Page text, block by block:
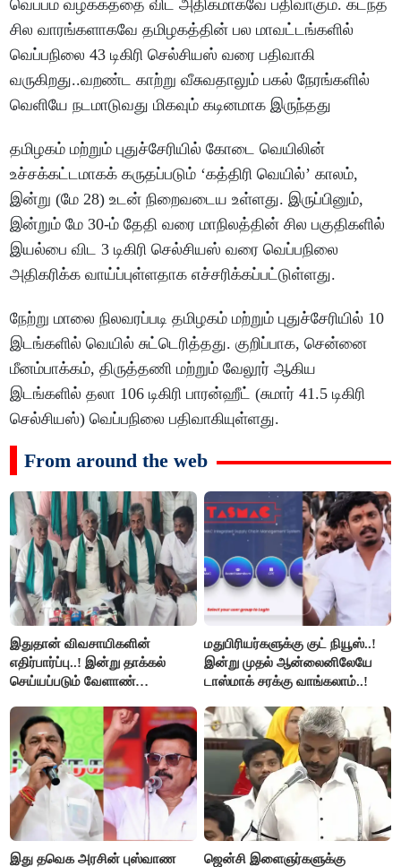
வெப்பம் வழக்கத்தை விட அதிகமாகவே பதிவாகும். கடந்த
சில வாரங்களாகவே தமிழகத்தின் பல மாவட்டங்களில்
வெப்பநிலை 43 டிகிரி செல்சியஸ் வரை பதிவாகி
வருகிறது..வறண்ட காற்று வீசுவதாலும் பகல் நேரங்களில்
வெளியே நடமாடுவது மிகவும் கடினமாக இருந்தது
தமிழகம் மற்றும் புதுச்சேரியில் கோடை வெயிலின்
உச்சக்கட்டமாகக் கருதப்படும் ‘கத்திரி வெயில்’ காலம்,
இன்று (மே 28) உடன் நிறைவடைய உள்ளது. இருப்பினும்,
இன்றும் மே 30-ம் தேதி வரை மாநிலத்தின் சில பகுதிகளில்
இயல்பை விட 3 டிகிரி செல்சியஸ் வரை வெப்பநிலை
அதிகரிக்க வாய்ப்புள்ளதாக எச்சரிக்கப்பட்டுள்ளது.
நேற்று மாலை நிலவரப்படி தமிழகம் மற்றும் புதுச்சேரியில் 10
இடங்களில் வெயில் சுட்டெரித்தது. குறிப்பாக, சென்னை
மீனம்பாக்கம், திருத்தணி மற்றும் வேலூர் ஆகிய
இடங்களில் தலா 106 டிகிரி பாரன்ஹீட் (சுமார் 41.5 டிகிரி
செல்சியஸ்) வெப்பநிலை பதிவாகியுள்ளது.
From around the web
இதுதான் விவசாயிகளின்
எதிர்பார்ப்பு..! இன்று தாக்கல்
செய்யப்படும் வேளாண்
கோரிக்கை!
மதுபிரியர்களுக்கு குட் நியூஸ்..!
இன்று முதல் ஆன்லைனிலேயே
டாஸ்மாக் சரக்கு வாங்கலாம்..!
இது தவெக அரசின் புஸ்வாண
ஜென்சி இளைஞர்களுக்கு